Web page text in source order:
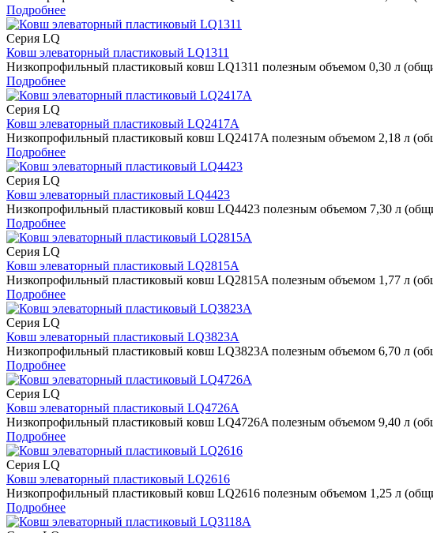
Подробнее
Серия LQ
Ковш элеваторный пластиковый LQ1311
Низкопрофильный пластиковый ковш LQ1311 полезным объемом 0,30 л
Подробнее
Серия LQ
Ковш элеваторный пластиковый LQ2417A
Низкопрофильный пластиковый ковш LQ2417A полезным объемом 2,18 л
Подробнее
Серия LQ
Ковш элеваторный пластиковый LQ4423
Низкопрофильный пластиковый ковш LQ4423 полезным объемом 7,30 л
Подробнее
Серия LQ
Ковш элеваторный пластиковый LQ2815A
Низкопрофильный пластиковый ковш LQ2815A полезным объемом 1,77 л
Подробнее
Серия LQ
Ковш элеваторный пластиковый LQ3823A
Низкопрофильный пластиковый ковш LQ3823A полезным объемом 6,70 л
Подробнее
Серия LQ
Ковш элеваторный пластиковый LQ4726A
Низкопрофильный пластиковый ковш LQ4726A полезным объемом 9,40 л
Подробнее
Серия LQ
Ковш элеваторный пластиковый LQ2616
Низкопрофильный пластиковый ковш LQ2616 полезным объемом 1,25 л
Подробнее